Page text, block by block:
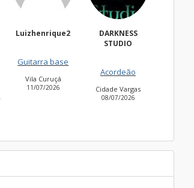
DARKNESS
Cidade Vargas
Bacharell
Cidade Jardim
30/06/2026